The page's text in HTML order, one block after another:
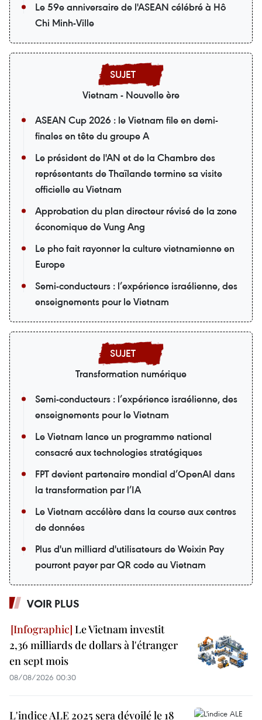
Le 59e anniversaire de l'ASEAN célébré à Hô
Chi Minh-Ville
Vietnam - Nouvelle ère
ASEAN Cup 2026 : le Vietnam file en demi-
finales en tête du groupe A
Le président de l'AN et de la Chambre des
représentants de Thaïlande termine sa visite
officielle au Vietnam
Approbation du plan directeur révisé de la zone
économique de Vung Ang
Le pho fait rayonner la culture vietnamienne en
Europe
Semi-conducteurs : l’expérience israélienne, des
enseignements pour le Vietnam
Transformation numérique
Semi-conducteurs : l’expérience israélienne, des
enseignements pour le Vietnam
Le Vietnam lance un programme national
consacré aux technologies stratégiques
FPT devient partenaire mondial d’OpenAI dans
la transformation par l’IA
Le Vietnam accélère dans la course aux centres
de données
Plus d'un milliard d'utilisateurs de Weixin Pay
pourront payer par QR code au Vietnam
VOIR PLUS
Le Vietnam investit
2,36 milliards de dollars à l'étranger
en sept mois
08/08/2026 00:30
L'indice ALE 2025 sera dévoilé le 18